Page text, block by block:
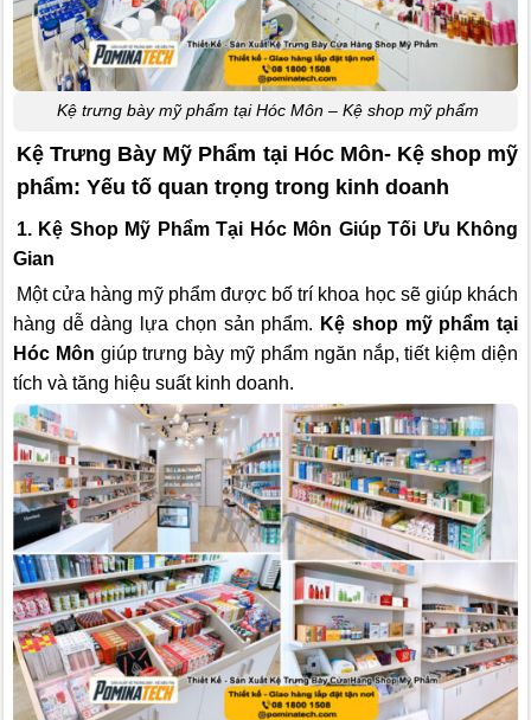
Kệ trưng bày mỹ phẩm tại Hóc Môn – Kệ shop mỹ phẩm
Kệ Trưng Bày Mỹ Phẩm tại Hóc Môn- Kệ shop mỹ
phẩm: Yếu tố quan trọng trong kinh doanh
1. Kệ Shop Mỹ Phẩm Tại Hóc Môn Giúp Tối Ưu Không
Gian
Một cửa hàng mỹ phẩm được bố trí khoa học sẽ giúp khách
hàng dễ dàng lựa chọn sản phẩm. Kệ shop mỹ phẩm tại
Hóc Môn giúp trưng bày mỹ phẩm ngăn nắp, tiết kiệm diện
tích và tăng hiệu suất kinh doanh.